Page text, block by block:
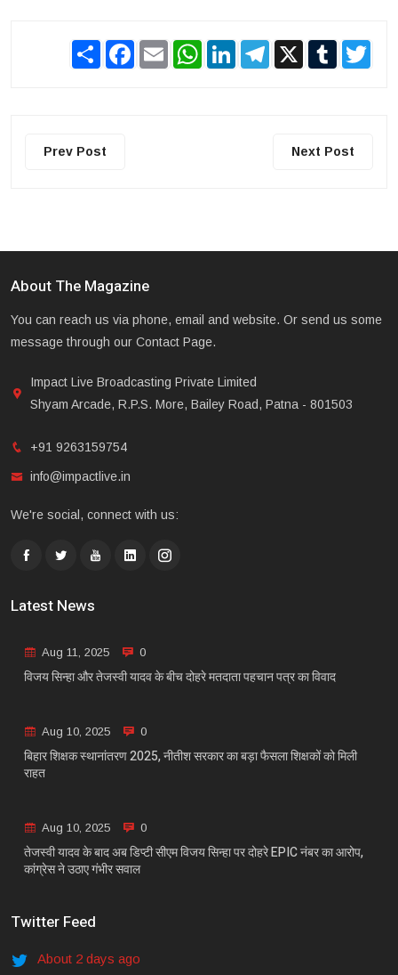
Share Facebook
Email WhatsAppLinkedInTelegram
X Tumblr
Prev Post Next Post
About The Magazine
You can reach us via phone, email and website. Or send us some
message through our Contact Page.
Impact Live Broadcasting Private Limited
Shyam Arcade, R.P.S. More, Bailey Road, Patna - 801503
+91 9263159754
info@impactlive.in
We're social, connect with us:
Latest News
Aug 11, 2025 0
विजय सिन्हा और तेजस्वी यादव के बीच दोहरे मतदाता पहचान पत्र का विवाद
Aug 10, 2025 0
बिहार शिक्षक स्थानांतरण 2025, नीतीश सरकार का बड़ा फैसला शिक्षकों को मिली
राहत
Aug 10, 2025 0
तेजस्वी यादव के बाद अब डिप्टी सीएम विजय सिन्हा पर दोहरे EPIC नंबर का आरोप,
कांग्रेस ने उठाए गंभीर सवाल
Twitter Feed
About 2 days ago